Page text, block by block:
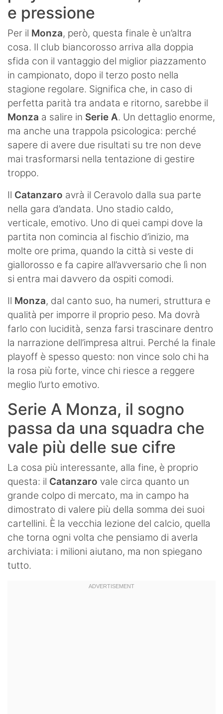
e pressione
Per il Monza, però, questa finale è un’altra
cosa. Il club biancorosso arriva alla doppia
sfida con il vantaggio del miglior piazzamento
in campionato, dopo il terzo posto nella
stagione regolare. Significa che, in caso di
perfetta parità tra andata e ritorno, sarebbe il
Monza a salire in Serie A. Un dettaglio enorme,
ma anche una trappola psicologica: perché
sapere di avere due risultati su tre non deve
mai trasformarsi nella tentazione di gestire
troppo.
Il Catanzaro avrà il Ceravolo dalla sua parte
nella gara d’andata. Uno stadio caldo,
verticale, emotivo. Uno di quei campi dove la
partita non comincia al fischio d’inizio, ma
molte ore prima, quando la città si veste di
giallorosso e fa capire all’avversario che lì non
si entra mai davvero da ospiti comodi.
Il Monza, dal canto suo, ha numeri, struttura e
qualità per imporre il proprio peso. Ma dovrà
farlo con lucidità, senza farsi trascinare dentro
la narrazione dell’impresa altrui. Perché la finale
playoff è spesso questo: non vince solo chi ha
la rosa più forte, vince chi riesce a reggere
meglio l’urto emotivo.
Serie A Monza, il sogno
passa da una squadra che
vale più delle sue cifre
La cosa più interessante, alla fine, è proprio
questa: il Catanzaro vale circa quanto un
grande colpo di mercato, ma in campo ha
dimostrato di valere più della somma dei suoi
cartellini. È la vecchia lezione del calcio, quella
che torna ogni volta che pensiamo di averla
archiviata: i milioni aiutano, ma non spiegano
tutto.